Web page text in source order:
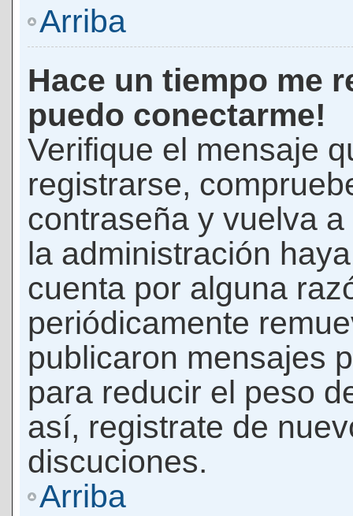
Arriba
Hace un tiempo me
puedo conectarme!
Verifique el mensaje
registrarse,
contraseña y vuelva
la administración
cuenta por alguna
periódicamente
publicaron mensajes
para reducir el peso
así, registrate de
discuciones.
Arriba